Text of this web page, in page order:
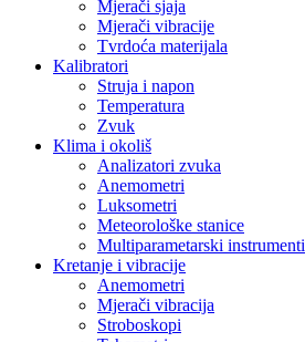
Mjerači sjaja
Mjerači vibracije
Tvrdoća materijala
Kalibratori
Struja i napon
Temperatura
Zvuk
Klima i okoliš
Analizatori zvuka
Anemometri
Luksometri
Meteorološke stanice
Multiparametarski instrumenti
Kretanje i vibracije
Anemometri
Mjerači vibracija
Stroboskopi